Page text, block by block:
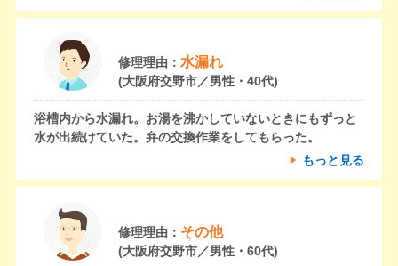
修理理由： 水漏れ
(大阪府交野市／男性・40代)
浴槽内から水漏れ。お湯を沸かしていないときにもずっと
水が出続けていた。弁の交換作業をしてもらった。
もっと見る
修理理由： その他
(大阪府交野市／男性・60代)